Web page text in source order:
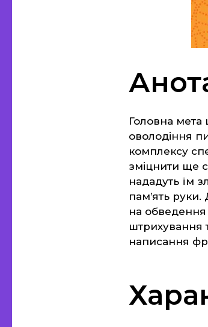
Головна мета
оволодіння
комплексу
зміцнити ще
нададуть їм
пам’ять
на обведення
штрихування
написання